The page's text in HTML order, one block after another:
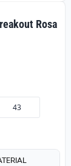
Rosa
43